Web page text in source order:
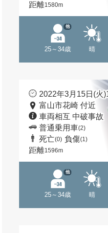
距離1580m
25～34歳
他
晴
2022年3月15日(火
富山市花崎 付近
車両相互 中破事故
普通乗用車(2)
死亡(0) 負傷(1)
距離1596m
25～34歳
他
晴